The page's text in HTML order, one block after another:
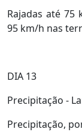
Rajadas até
95 km/h nas
DIA 13
Precipitação -
Precipitação,